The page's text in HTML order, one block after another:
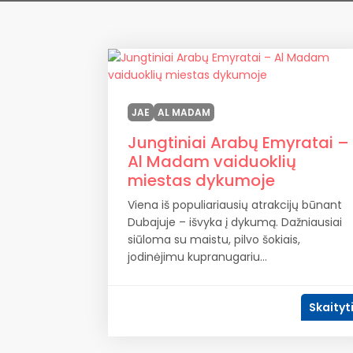
JAE AL MADAM
Jungtiniai Arabų Emyratai –
Al Madam vaiduoklių
miestas dykumoje
Viena iš populiariausių atrakcijų būnant
Dubajuje – išvyka į dykumą. Dažniausiai
siūloma su maistu, pilvo šokiais,
jodinėjimu kupranugariu...
Skaityti